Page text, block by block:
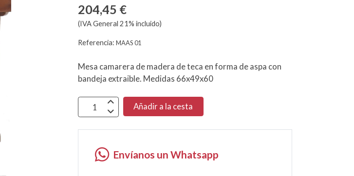
204,45 €
(IVA General 21% incluido)
Referencia:MAAS 01
Mesa camarera de madera de teca en forma de aspa con
bandeja extraible. Medidas 66x49x60
Añadir a la cesta
Envíanos un Whatsapp